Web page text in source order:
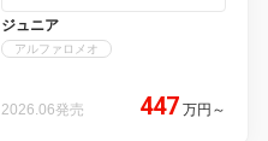
ジュニア
アルファロメオ
2026.06発売 447 万円 ～